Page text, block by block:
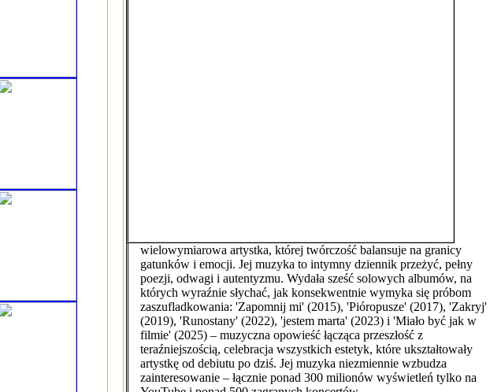
wielowymiarowa artystka, której twórczość balansuje na granicy
gatunków i emocji. Jej muzyka to intymny dziennik przeżyć, pełny
poezji, odwagi i autentyzmu. Wydała sześć solowych albumów, na
których wyraźnie słychać, jak konsekwentnie wymyka się próbom
zaszufladkowania: 'Zapomnij mi' (2015), 'Pióropusze' (2017), 'Zakryj'
(2019), 'Runostany' (2022), 'jestem marta' (2023) i 'Miało być jak w
filmie' (2025) – muzyczna opowieść łącząca przeszłość z
teraźniejszością, celebracja wszystkich estetyk, które ukształtowały
artystkę od debiutu po dziś. Jej muzyka niezmiennie wzbudza
zainteresowanie – łącznie ponad 300 milionów wyświetleń tylko na